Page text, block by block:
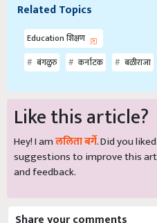
Related Topics
Education शिक्षण
बंगळुरु
कर्नाटक बळीराजा
Like this article?
Hey! I amललिता बर्गे. Did you
suggestions to improve this
and feedback.